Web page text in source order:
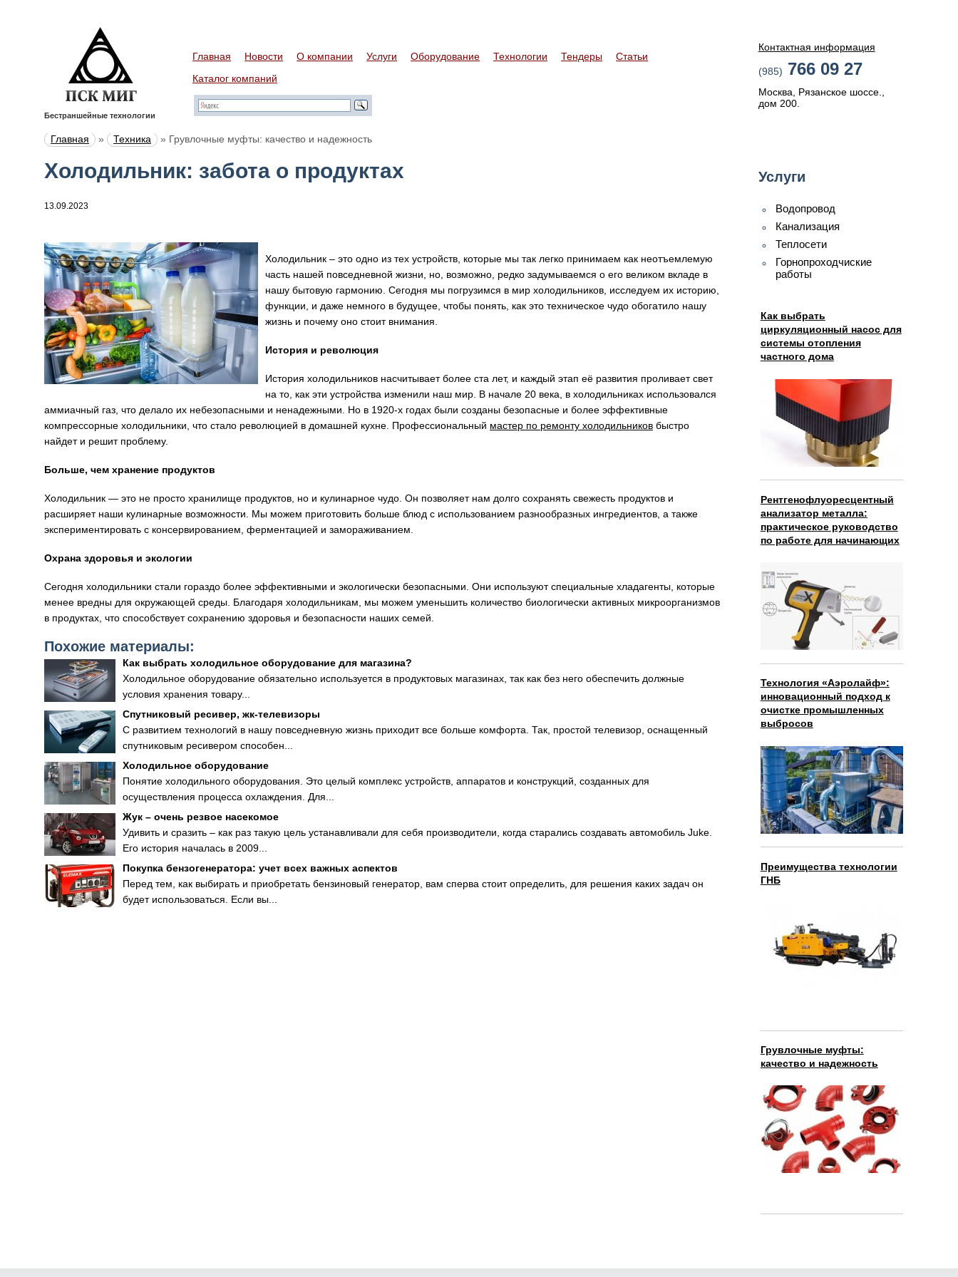
Бестраншейные технологии
Контактная информация
(985) 766 09 27
Москва, Рязанское шоссе.,
дом 200.
Главная Новости О компании Услуги Оборудование Технологии Тендеры
Статьи
Каталог компаний
Услуги
Водопровод
Канализация
Теплосети
Горнопроходчиские
работы
Как выбрать
циркуляционный насос для
системы отопления
частного дома
Рентгенофлуоресцентный
анализатор металла:
практическое руководство
по работе для начинающих
Технология «Аэролайф»:
инновационный подход к
очистке промышленных
выбросов
Преимущества технологии
ГНБ
Грувлочные муфты:
качество и надежность
Главная » Техника » Грувлочные муфты: качество и надежность
Холодильник: забота о продуктах
13.09.2023
Холодильник – это одно из тех устройств, которые мы так легко принимаем как неотъемлемую
часть нашей повседневной жизни, но, возможно, редко задумываемся о его великом вкладе в
нашу бытовую гармонию. Сегодня мы погрузимся в мир холодильников, исследуем их историю,
функции, и даже немного в будущее, чтобы понять, как это техническое чудо обогатило нашу
жизнь и почему оно стоит внимания.
История и революция
История холодильников насчитывает более ста лет, и каждый этап её развития проливает свет
на то, как эти устройства изменили наш мир. В начале 20 века, в холодильниках использовался
аммиачный газ, что делало их небезопасными и ненадежными. Но в 1920-х годах были созданы безопасные и более эффективные
компрессорные холодильники, что стало революцией в домашней кухне. Профессиональный мастер по ремонту холодильников быстро
найдет и решит проблему.
Больше, чем хранение продуктов
Холодильник — это не просто хранилище продуктов, но и кулинарное чудо. Он позволяет нам долго сохранять свежесть продуктов и
расширяет наши кулинарные возможности. Мы можем приготовить больше блюд с использованием разнообразных ингредиентов, а также
экспериментировать с консервированием, ферментацией и замораживанием.
Охрана здоровья и экологии
Сегодня холодильники стали гораздо более эффективными и экологически безопасными. Они используют специальные хладагенты, которые
менее вредны для окружающей среды. Благодаря холодильникам, мы можем уменьшить количество биологически активных микроорганизмов
в продуктах, что способствует сохранению здоровья и безопасности наших семей.
Похожие материалы:
Как выбрать холодильное оборудование для магазина?
Холодильное оборудование обязательно используется в продуктовых магазинах, так как без него обеспечить должные
условия хранения товару...
Спутниковый ресивер, жк-телевизоры
С развитием технологий в нашу повседневную жизнь приходит все больше комфорта. Так, простой телевизор, оснащенный
спутниковым ресивером способен...
Холодильное оборудование
Понятие холодильного оборудования. Это целый комплекс устройств, аппаратов и конструкций, созданных для
осуществления процесса охлаждения. Для...
Жук – очень резвое насекомое
Удивить и сразить – как раз такую цель устанавливали для себя производители, когда старались создавать автомобиль Juke.
Его история началась в 2009...
Покупка бензогенератора: учет всех важных аспектов
Перед тем, как выбирать и приобретать бензиновый генератор, вам сперва стоит определить, для решения каких задач он
будет использоваться. Если вы...